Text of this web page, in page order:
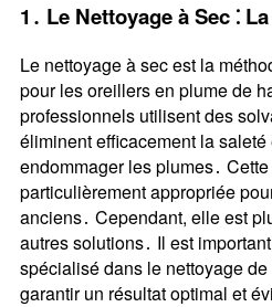
1․ Le Nettoyage à Sec ⁚
Le nettoyage à sec est la
pour les oreillers en plume de
professionnels utilisent des
éliminent efficacement la
endommager les plumes․
particulièrement appropriée
anciens․ Cependant, elle est
autres solutions․ Il est
spécialisé dans le nettoyage
garantir un résultat optimal et